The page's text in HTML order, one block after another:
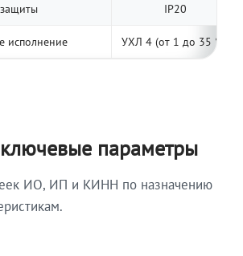
IP20
исполнение УХЛ 4 (от 1 до 35 °С)
параметры
ИО, ИП и КИНН по назначению